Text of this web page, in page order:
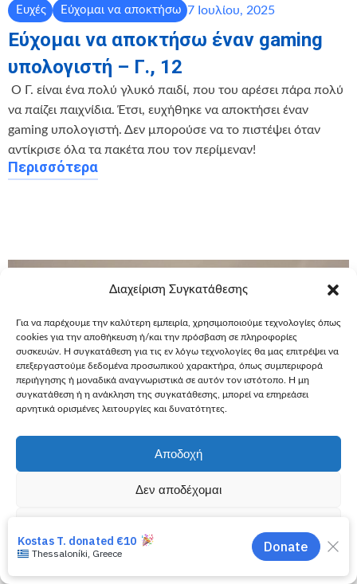
Διαχείριση Συγκατάθεσης
Για να παρέχουμε την καλύτερη εμπειρία, χρησιμοποιούμε τεχνολογίες όπως
cookies για την αποθήκευση ή/και την πρόσβαση σε πληροφορίες
συσκευών. Η συγκατάθεση για τις εν λόγω τεχνολογίες θα μας επιτρέψει να
επεξεργαστούμε δεδομένα προσωπικού χαρακτήρα, όπως συμπεριφορά
περιήγησης ή μοναδικά αναγνωριστικά σε αυτόν τον ιστότοπο. Η μη
συγκατάθεση ή η ανάκληση της συγκατάθεσης, μπορεί να επηρεάσει
αρνητικά ορισμένες λειτουργίες και δυνατότητες.
Αποδοχή
Δεν αποδέχομαι
Πολιτική Απορρήτου
Ευχές Εύχομαι να αποκτήσω 7 Ιουλίου, 2025
Εύχομαι να αποκτήσω έναν gaming
υπολογιστή – Γ., 12
️ Ο Γ. είναι ένα πολύ γλυκό παιδί, που του αρέσει πάρα πολύ
να παίζει παιχνίδια. Έτσι, ευχήθηκε να αποκτήσει έναν
gaming υπολογιστή. Δεν μπορούσε να το πιστέψει όταν
αντίκρισε όλα τα πακέτα που τον περίμεναν!
Περισσότερα
Εύχομαι να αποκτήσω ένα καινούργιο